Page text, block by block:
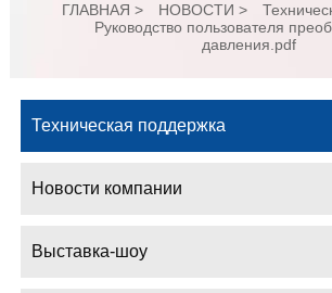
ГЛАВНАЯ > НОВОСТИ >
Руководство пользователя
давления.pdf
Техническая поддержка
Новости компании
Выставка-шоу